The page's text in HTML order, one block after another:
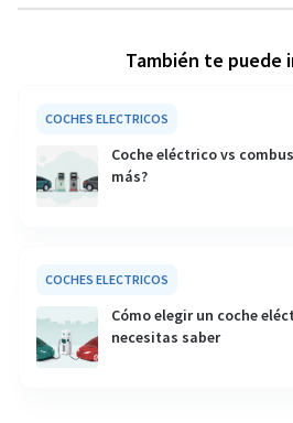
También te puede
COCHES ELECTRICOS
Coche eléctrico vs
más?
COCHES ELECTRICOS
Cómo elegir un coche
necesitas saber